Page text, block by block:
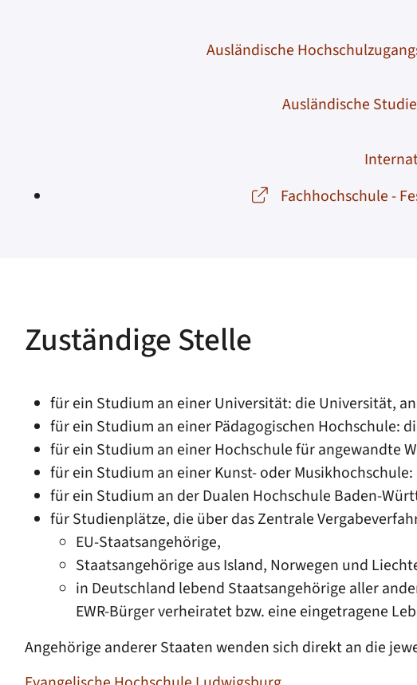
Ausländische
Ausländische
Fachhochschule -
Zuständige Stelle
für ein Studium an einer Universität: die Universität,
für ein Studium an einer Pädagogischen Hochschule:
für ein Studium an einer Hochschule für angewandte
für ein Studium an einer Kunst- oder
für ein Studium an der Dualen Hochschule Baden-
für Studienplätze, die über das Zentrale
EU-Staatsangehörige,
Staatsangehörige aus Island, Norwegen und
in Deutschland lebend Staatsangehörige aller
EWR-Bürger verheiratet bzw. eine eingetragene
Angehörige anderer Staaten wenden sich direkt an die